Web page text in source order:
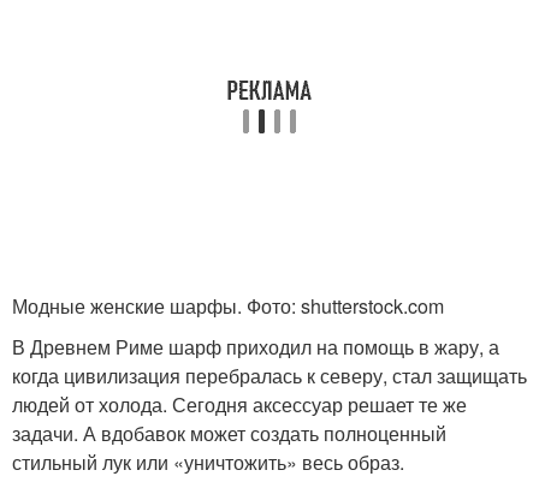
Модные женские шарфы. Фото: shutterstock.com
В Древнем Риме шарф приходил на помощь в жару, а
когда цивилизация перебралась к северу, стал защищать
людей от холода. Сегодня аксессуар решает те же
задачи. А вдобавок может создать полноценный
стильный лук или «уничтожить» весь образ.